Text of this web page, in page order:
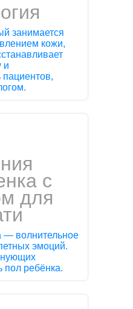
занимается
кожи,
и
пациентов,
с
для
волнительное
эмоций.
пол ребёнка.